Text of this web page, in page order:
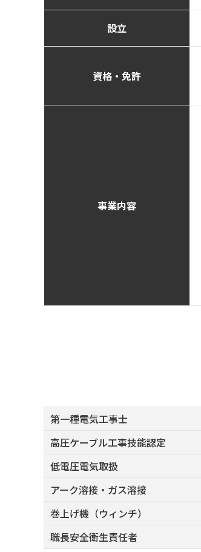
設立
資格・免許
事業内容
第一種電気工事士
高圧ケーブル工事技能認定
低電圧電気取扱
アーク溶接・ガス溶接
巻上げ機（ウィンチ）
職長安全衛生責任者